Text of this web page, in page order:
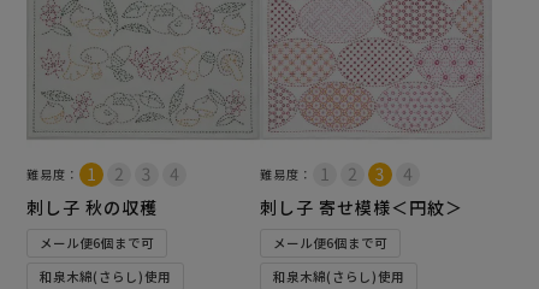
難易度：
刺し子 秋の収穫
メール便6個まで可
和泉木綿(さらし)使用
難易度：
刺し子 寄せ模様＜円紋＞
メール便6個まで可
和泉木綿(さらし)使用